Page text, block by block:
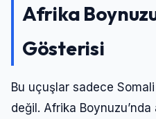
Afrika
Gösterisi
Bu uçuşlar sadece Somali
değil. Afrika